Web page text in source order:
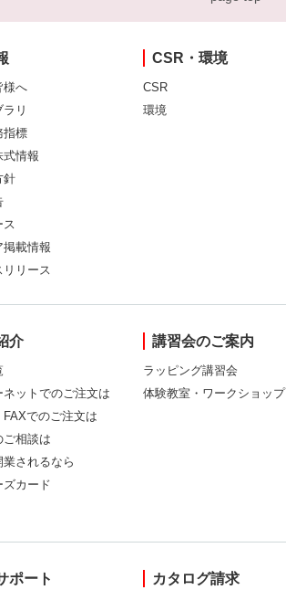
様へ
ラリ
指標
式情報
針
ス
掲載情報
リリース
CSR・環境
CSR
環境
介
ネットでのご注文は
FAXでのご注文は
ご相談は
業されるなら
ズカード
講習会のご案内
ラッピング講習会
体験教室・ワークショップ
ポート カタログ請求